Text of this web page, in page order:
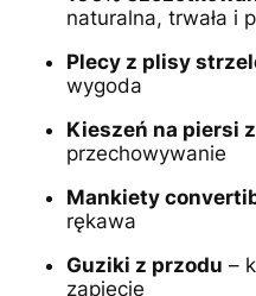
naturalna, trwała i
Plecy z plisy
wygoda
Kieszeń na piersi
przechowywanie
Mankiety
rękawa
Guziki z przodu –
zapięcie